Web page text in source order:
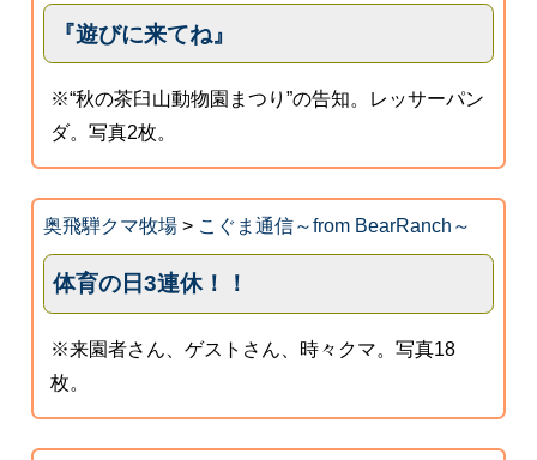
『遊びに来てね』
※“秋の茶臼山動物園まつり”の告知。レッサーパン
ダ。写真2枚。
奥飛騨クマ牧場> こぐま通信～from BearRanch～
体育の日3連休！！
※来園者さん、ゲストさん、時々クマ。写真18
枚。